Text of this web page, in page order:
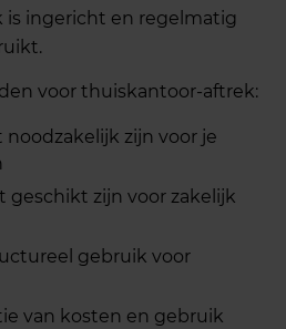
is ingericht en regelmatig
voor thuiskantoor-aftrek:
zijn voor je
geschikt zijn voor zakelijk
gebruik voor
van kosten en gebruik